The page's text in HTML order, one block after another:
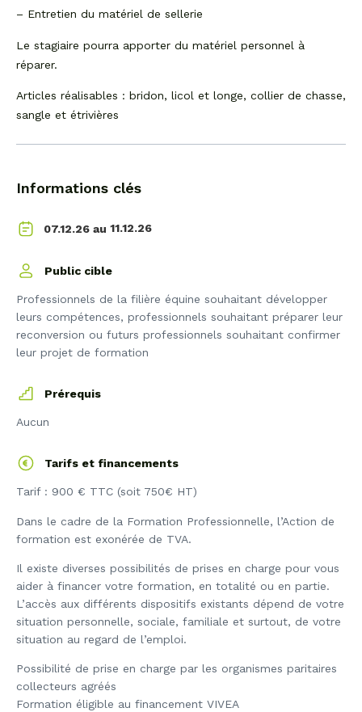
– Entretien du matériel de sellerie
Le stagiaire pourra apporter du matériel personnel à
réparer.
Articles réalisables : bridon, licol et longe, collier de chasse,
sangle et étrivières
Informations clés
07.12.26 au 11.12.26
Public cible
Professionnels de la filière équine souhaitant développer
leurs compétences, professionnels souhaitant préparer leur
reconversion ou futurs professionnels souhaitant confirmer
leur projet de formation
Prérequis
Aucun
Tarifs et financements
Tarif : 900 € TTC (soit 750€ HT)
Dans le cadre de la Formation Professionnelle, l’Action de
formation est exonérée de TVA.
Il existe diverses possibilités de prises en charge pour vous
aider à financer votre formation, en totalité ou en partie.
L’accès aux différents dispositifs existants dépend de votre
situation personnelle, sociale, familiale et surtout, de votre
situation au regard de l’emploi.
Possibilité de prise en charge par les organismes paritaires
collecteurs agréés
Formation éligible au financement VIVEA